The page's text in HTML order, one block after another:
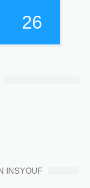
27
INSYOUF